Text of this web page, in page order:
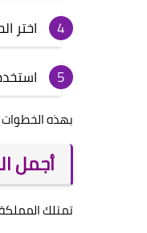
اختر
بهذه الخطوات
أجمل
تمتلك